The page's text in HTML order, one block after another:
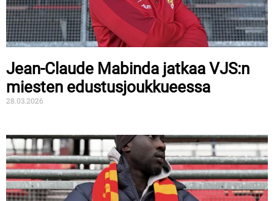
Jean-Claude Mabinda jatkaa VJS:n
miesten edustusjoukkueessa
28.03.2026